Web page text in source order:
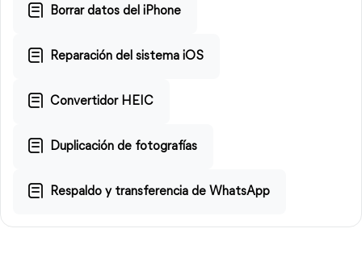
Borrar datos del iPhone
Reparación del sistema iOS
Convertidor HEIC
Duplicación de fotografías
Respaldo y transferencia de WhatsApp